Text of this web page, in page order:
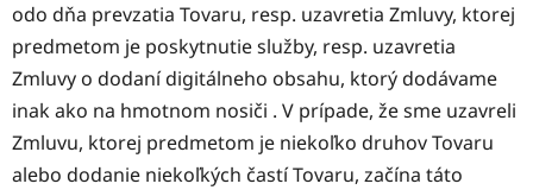
odo dňa prevzatia Tovaru, resp. uzavretia Zmluvy, ktorej
predmetom je poskytnutie služby, resp. uzavretia
Zmluvy o dodaní digitálneho obsahu, ktorý dodávame
inak ako na hmotnom nosiči . V prípade, že sme uzavreli
Zmluvu, ktorej predmetom je niekoľko druhov Tovaru
alebo dodanie niekoľkých častí Tovaru, začína táto